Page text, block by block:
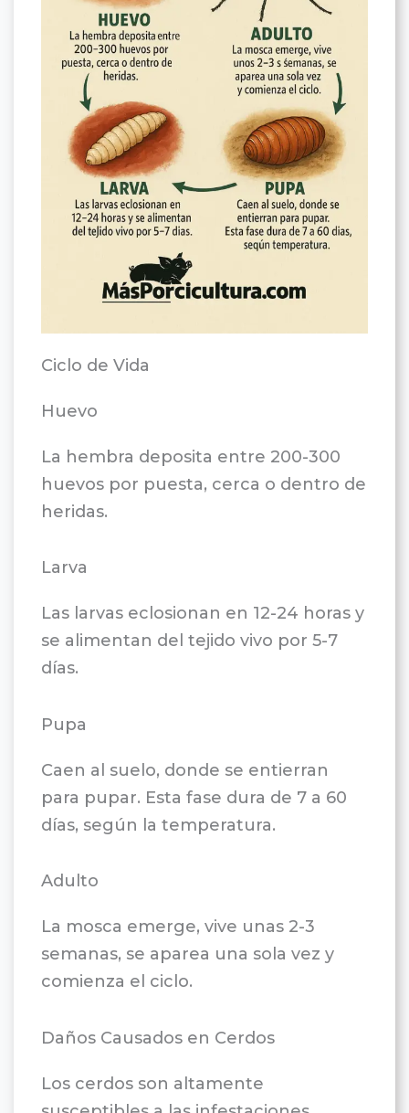
Ciclo de Vida
Huevo
La hembra deposita entre 200-300
huevos por puesta, cerca o dentro de
heridas.
Larva
Las larvas eclosionan en 12-24 horas y
se alimentan del tejido vivo por 5-7
días.
Pupa
Caen al suelo, donde se entierran
para pupar. Esta fase dura de 7 a 60
días, según la temperatura.
Adulto
La mosca emerge, vive unas 2-3
semanas, se aparea una sola vez y
comienza el ciclo.
Daños Causados en Cerdos
Los cerdos son altamente